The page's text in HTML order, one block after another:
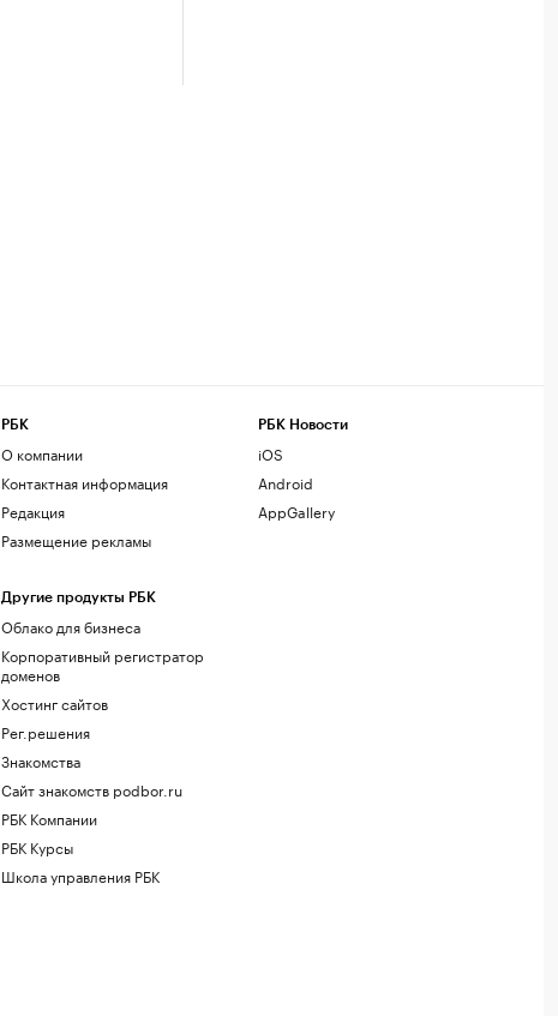
РБК
О компании
Контактная информация
Редакция
Размещение рекламы
Другие продукты РБК
Облако для бизнеса
Корпоративный регистратор
доменов
Хостинг сайтов
Рег.решения
Знакомства
Сайт знакомств podbor.ru
РБК Компании
РБК Курсы
Школа управления РБК
РБК Новости
iOS
Android
AppGallery